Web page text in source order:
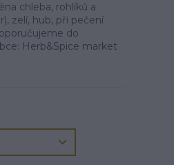
chleba, rohlíků a
zelí, hub, při pečení
do
Herb&Spice market